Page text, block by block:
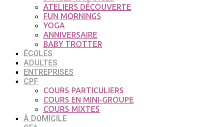
ATELIERS DÉCOUVERTE
FUN MORNINGS
YOGA
ANNIVERSAIRE
BABY TROTTER
ÉCOLES
ADULTES
ENTREPRISES
CPF
COURS PARTICULIERS
COURS EN MINI-GROUPE
COURS MIXTES
À DOMICILE